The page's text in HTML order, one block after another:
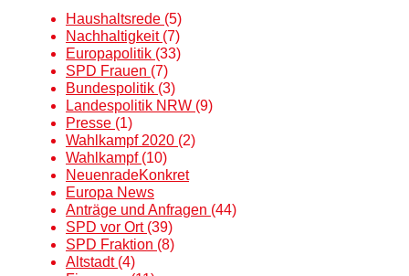
Haushaltsrede (5)
Nachhaltigkeit (7)
Europapolitik (33)
SPD Frauen (7)
Bundespolitik (3)
Landespolitik NRW (9)
Presse (1)
Wahlkampf 2020 (2)
Wahlkampf (10)
NeuenradeKonkret
Europa News
Anträge und Anfragen (44)
SPD vor Ort (39)
SPD Fraktion (8)
Altstadt (4)